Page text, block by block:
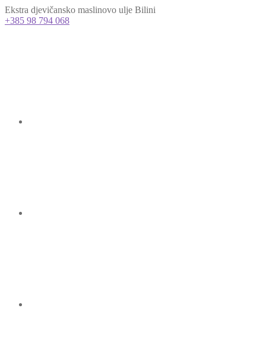
Ekstra djevičansko maslinovo ulje Bilini
+385 98 794 068